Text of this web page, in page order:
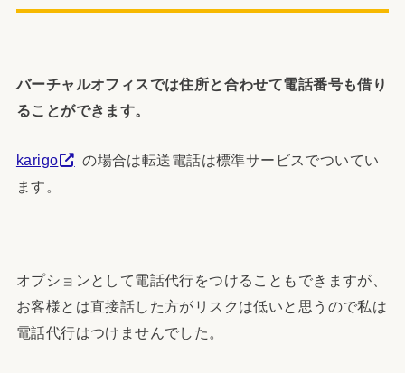
バーチャルオフィスでは住所と合わせて電話番号も借り
ることができます。
karigo
の場合は転送電話は標準サービスでついてい
ます。
オプションとして電話代行をつけることもできますが、
お客様とは直接話した方がリスクは低いと思うので私は
電話代行はつけませんでした。